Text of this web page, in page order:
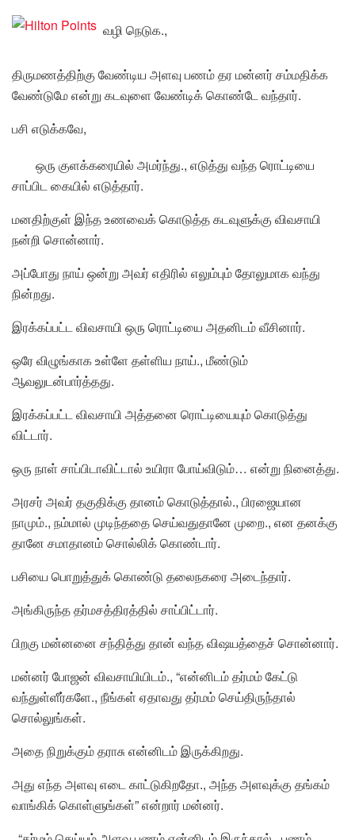
வழி நெடுக.,
திருமணத்திற்கு வேண்டிய அளவு பணம் தர மன்னர் சம்மதிக்க
வேண்டுமே என்று கடவுளை வேண்டிக் கொண்டே வந்தார்.
பசி எடுக்கவே,
ஒரு குளக்கரையில் அமர்ந்து., எடுத்து வந்த ரொட்டியை
சாப்பிட கையில் எடுத்தார்.
மனதிற்குள் இந்த உணவைக் கொடுத்த கடவுளுக்கு விவசாயி
நன்றி சொன்னார்.
அப்போது நாய் ஒன்று அவர் எதிரில் எலும்பும் தோலுமாக வந்து
நின்றது.
இரக்கப்பட்ட விவசாயி ஒரு ரொட்டியை அதனிடம் வீசினார்.
ஒரே விழுங்காக உள்ளே தள்ளிய நாய்., மீண்டும்
ஆவலுடன்பார்த்தது.
இரக்கப்பட்ட விவசாயி அத்தனை ரொட்டியையும் கொடுத்து
விட்டார்.
ஒரு நாள் சாப்பிடாவிட்டால் உயிரா போய்விடும்… என்று நினைத்து.
அரசர் அவர் தகுதிக்கு தானம் கொடுத்தால்., பிரஜையான
நாமும்., நம்மால் முடிந்ததை செய்வதுதானே முறை., என தனக்கு
தானே சமாதானம் சொல்லிக் கொண்டார்.
பசியை பொறுத்துக் கொண்டு தலைநகரை அடைந்தார்.
அங்கிருந்த தர்மசத்திரத்தில் சாப்பிட்டார்.
பிறகு மன்னனை சந்தித்து தான் வந்த விஷயத்தைச் சொன்னார்.
மன்னர் போஜன் விவசாயியிடம்., “என்னிடம் தர்மம் கேட்டு
வந்துள்ளீர்களே., நீங்கள் ஏதாவது தர்மம் செய்திருந்தால்
சொல்லுங்கள்.
அதை நிறுக்கும் தராசு என்னிடம் இருக்கிறது.
அது எந்த அளவு எடை காட்டுகிறதோ., அந்த அளவுக்கு தங்கம்
வாங்கிக் கொள்ளுங்கள்” என்றார் மன்னர்.